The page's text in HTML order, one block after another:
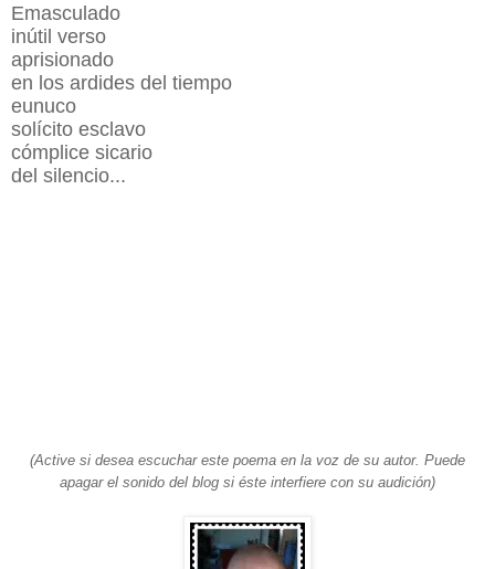
Emasculado
inútil verso
aprisionado
en los ardides del tiempo
eunuco
solícito esclavo
cómplice sicario
del silencio...
(Active si desea escuchar este poema en la voz de su autor. Puede
apagar el sonido del blog si éste interfiere con su audición)